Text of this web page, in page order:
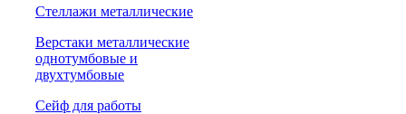
Стеллажи металлические
Верстаки металлические
однотумбовые и
двухтумбовые
Сейф для работы